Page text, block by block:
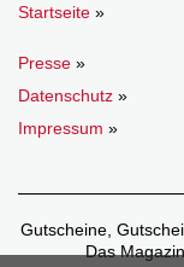
Startseite »
Presse »
Datenschutz »
Impressum »
Gutscheine,
Das